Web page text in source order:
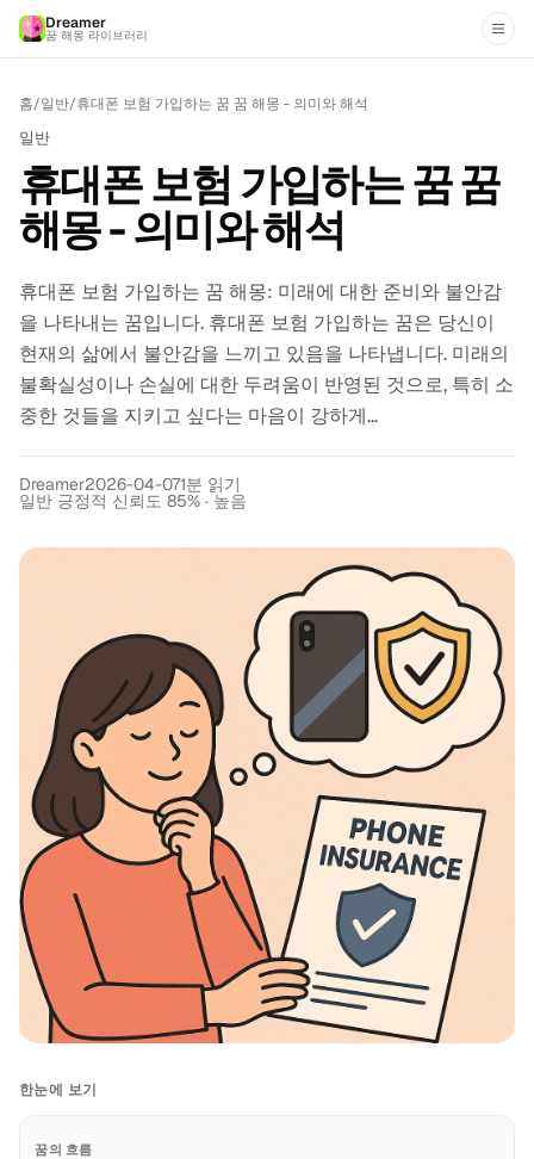
Dreamer
꿈 해몽 라이브러리
홈/일반/휴대폰 보험 가입하는 꿈 꿈 해몽 - 의미와 해석
일반
휴대폰 보험 가입하는 꿈 꿈
해몽 - 의미와 해석
휴대폰 보험 가입하는 꿈 해몽: 미래에 대한 준비와 불안감
을 나타내는 꿈입니다. 휴대폰 보험 가입하는 꿈은 당신이
현재의 삶에서 불안감을 느끼고 있음을 나타냅니다. 미래의
불확실성이나 손실에 대한 두려움이 반영된 것으로, 특히 소
중한 것들을 지키고 싶다는 마음이 강하게...
Dreamer2026-04-071분 읽기
일반 긍정적 신뢰도 85% · 높음
한눈에 보기
꿈의 흐름